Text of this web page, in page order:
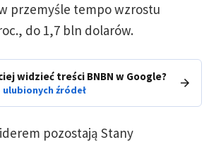
przemyśle tempo wzrostu
do 1,7 bln dolarów.
widzieć treści BNBN w Google?
ulubionych źródeł
pozostają Stany